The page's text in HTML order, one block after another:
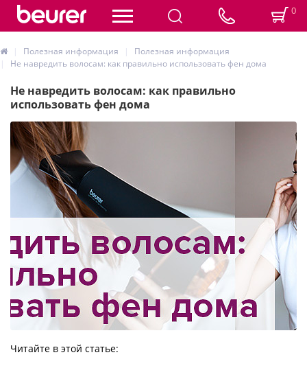
0
Полезная информация
Полезная информация
Не навредить волосам: как правильно использовать фен дома
Не навредить волосам: как правильно
использовать фен дома
Читайте в этой статье: